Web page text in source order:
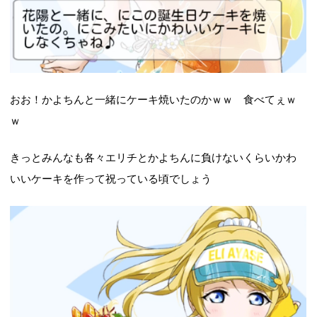
おお！かよちんと一緒にケーキ焼いたのかｗｗ 食べてぇｗ
ｗ
きっとみんなも各々エリチとかよちんに負けないくらいかわ
いいケーキを作って祝っている頃でしょう